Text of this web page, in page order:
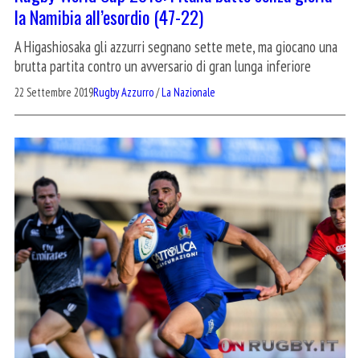
la Namibia all’esordio (47-22)
A Higashiosaka gli azzurri segnano sette mete, ma giocano una
brutta partita contro un avversario di gran lunga inferiore
22 Settembre 2019Rugby Azzurro/La Nazionale